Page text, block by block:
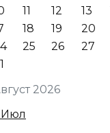
2026
11 12 13
18 19 20
25 26 27
Июл